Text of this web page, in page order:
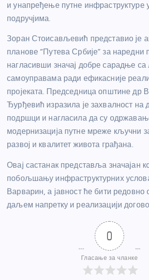
и унапређење путне инфраструктуре
подручјима.
Зоран Стоисављевић представио је
планове “Путева Србије” за наредни
нагласивши значај добре сарадње са
самоуправама ради ефикасније
пројеката. Председница општине др
Ђурђевић изразила је захвалност на
подршци и нагласила да су
модернизација путне мреже кључни
развој и квалитет живота грађана.
Овај састанак представља значајан
побољшању инфраструктурних
Варварин, а јавност ће бити
даљем напретку и реализацији
0
Гласање за чланке